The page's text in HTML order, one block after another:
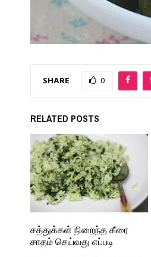
SHARE 0
RELATED POSTS
சத்துக்கள் நிறைந்த கீரை
சாதம் செய்வது எப்படி